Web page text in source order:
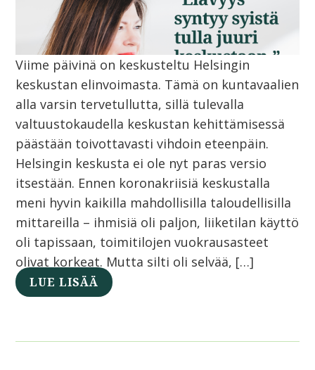
Viime päivinä on keskusteltu Helsingin
keskustan elinvoimasta. Tämä on kuntavaalien
alla varsin tervetullutta, sillä tulevalla
valtuustokaudella keskustan kehittämisessä
päästään toivottavasti vihdoin eteenpäin.
Helsingin keskusta ei ole nyt paras versio
itsestään. Ennen koronakriisiä keskustalla
meni hyvin kaikilla mahdollisilla taloudellisilla
mittareilla – ihmisiä oli paljon, liiketilan käyttö
oli tapissaan, toimitilojen vuokrausasteet
olivat korkeat. Mutta silti oli selvää, […]
LUE LISÄÄ